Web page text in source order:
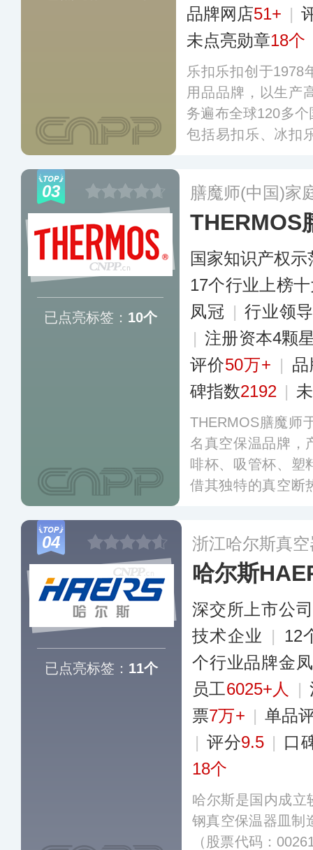
品牌网店51+ |
未点亮勋章18个
乐扣乐扣创于1978
用品品牌，以生产
务遍布全球120多
包括易扣乐、冰扣
锁，强调其产品的
和高品质赢得了国
03
已点亮标签： 10个
膳魔师(中国)家
THERMOS
国家知识产权示
17个行业上榜
凤冠 | 行业领
| 注册资本4颗
评价50万+ |
碑指数2192 |
THERMOS膳魔师
名真空保温品牌，
啡杯、吸管杯、塑
借其独特的真空断
内拥有多家百货专
主流电商平台。 更
04
已点亮标签： 11个
浙江哈尔斯真
哈尔斯
深交所上市公司
技术企业 | 12
个行业品牌金
员工6025+人 |
票7万+ | 单品
| 评分9.5 | 口
18个
哈尔斯是国内成立
钢真空保温器皿制
（股票代码：